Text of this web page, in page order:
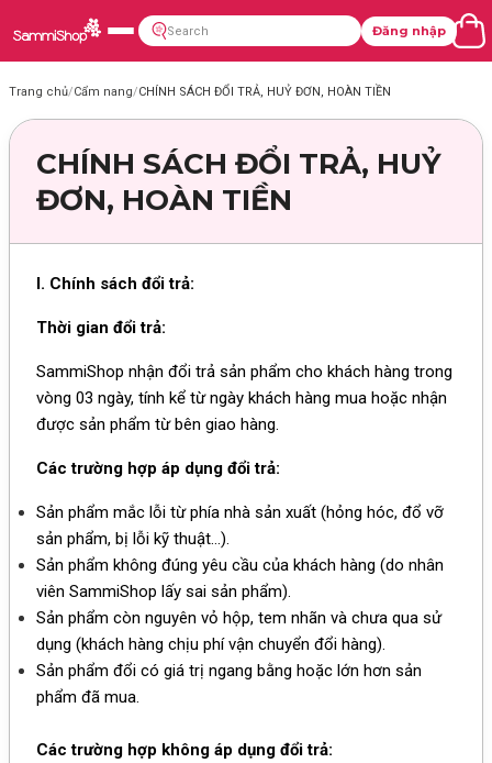
Đăng nhập
Trang chủ/Cẩm nang/CHÍNH SÁCH ĐỔI TRẢ, HUỶ ĐƠN, HOÀN TIỀN
CHÍNH SÁCH ĐỔI TRẢ, HUỶ
ĐƠN, HOÀN TIỀN
I. Chính sách đổi trả:
Thời gian đổi trả:
SammiShop nhận đổi trả sản phẩm cho khách hàng trong
vòng 03 ngày, tính kể từ ngày khách hàng mua hoặc nhận
được sản phẩm từ bên giao hàng.
Các trường hợp áp dụng đổi trả:
Sản phẩm mắc lỗi từ phía nhà sản xuất (hỏng hóc, đổ vỡ
sản phẩm, bị lỗi kỹ thuật…).
Sản phẩm không đúng yêu cầu của khách hàng (do nhân
viên SammiShop lấy sai sản phẩm).
Sản phẩm còn nguyên vỏ hộp, tem nhãn và chưa qua sử
dụng (khách hàng chịu phí vận chuyển đổi hàng).
Sản phẩm đổi có giá trị ngang bằng hoặc lớn hơn sản
phẩm đã mua.
Các trường hợp không áp dụng đổi trả: